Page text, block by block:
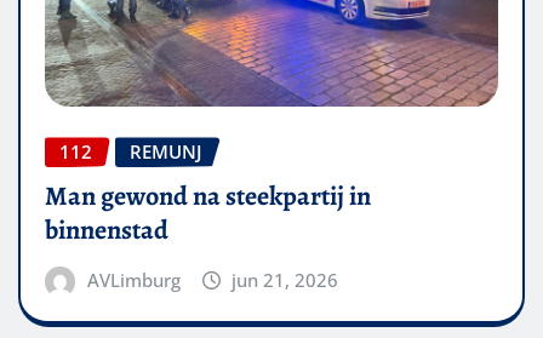
112 REMUNJ
Man gewond na steekpartij in
binnenstad
AVLimburg jun 21, 2026